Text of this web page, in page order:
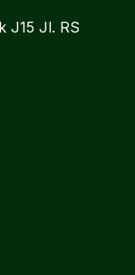
J15 Jl. RS